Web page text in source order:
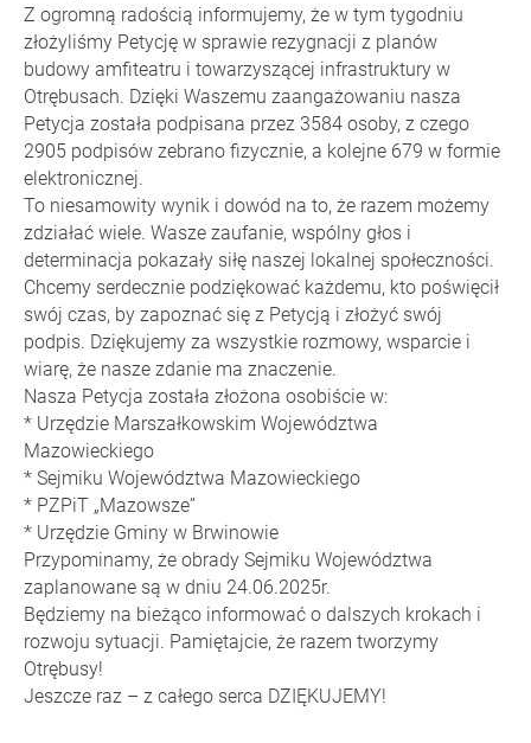
Z ogromną radością informujemy, że w tym tygodniu
złożyliśmy Petycję w sprawie rezygnacji z planów
budowy amfiteatru i towarzyszącej infrastruktury w
Otrębusach. Dzięki Waszemu zaangażowaniu nasza
Petycja została podpisana przez 3584 osoby, z czego
2905 podpisów zebrano fizycznie, a kolejne 679 w formie
elektronicznej.
To niesamowity wynik i dowód na to, że razem możemy
zdziałać wiele. Wasze zaufanie, wspólny głos i
determinacja pokazały siłę naszej lokalnej społeczności.
Chcemy serdecznie podziękować każdemu, kto poświęcił
swój czas, by zapoznać się z Petycją i złożyć swój
podpis. Dziękujemy za wszystkie rozmowy, wsparcie i
wiarę, że nasze zdanie ma znaczenie.
Nasza Petycja została złożona osobiście w:
* Urzędzie Marszałkowskim Województwa
Mazowieckiego
* Sejmiku Województwa Mazowieckiego
* PZPiT „Mazowsze”
* Urzędzie Gminy w Brwinowie
Przypominamy, że obrady Sejmiku Województwa
zaplanowane są w dniu 24.06.2025r.
Będziemy na bieżąco informować o dalszych krokach i
rozwoju sytuacji. Pamiętajcie, że razem tworzymy
Otrębusy!
Jeszcze raz – z całego serca DZIĘKUJEMY!